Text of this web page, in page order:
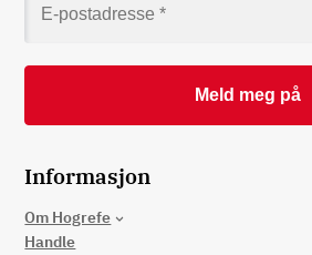
Informasjon
Om Hogrefe
Handle